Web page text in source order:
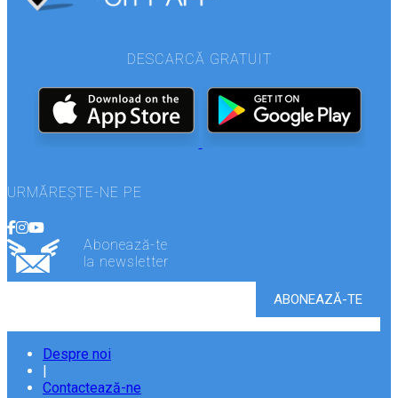
DESCARCĂ GRATUIT
URMĂREȘTE-NE PE
Abonează-te
la newsletter
Despre noi
Contactează-ne